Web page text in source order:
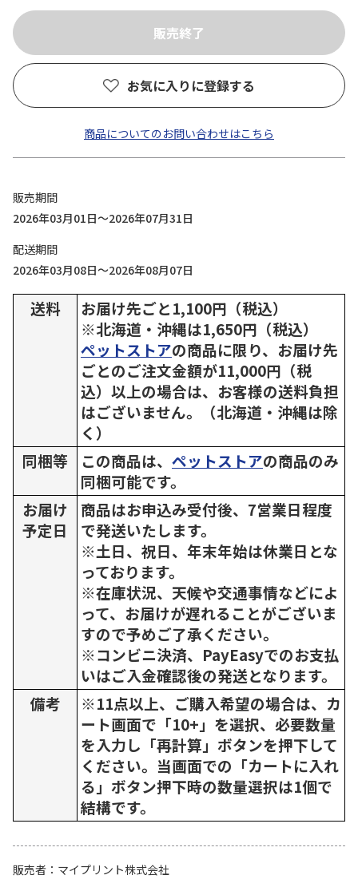
お気に入りに登録する
商品についてのお問い合わせはこちら
販売期間
2026年03月01日～2026年07月31日
配送期間
2026年03月08日～2026年08月07日
送料
お届け先ごと1,100円（税込）
※北海道・沖縄は1,650円（税込）
ペットストアの商品に限り、お届け先
ごとのご注文金額が11,000円（税
込）以上の場合は、お客様の送料負担
はございません。（北海道・沖縄は除
く）
同梱等
この商品は、 ペットストアの商品のみ
同梱可能です。
お届け
予定日
商品はお申込み受付後、7営業日程度
で発送いたします。
※土日、祝日、年末年始は休業日とな
っております。
※在庫状況、天候や交通事情などによ
って、お届けが遅れることがございま
すので予めご了承ください。
※コンビニ決済、PayEasyでのお支払
いはご入金確認後の発送となります。
備考
※11点以上、ご購入希望の場合は、カ
ート画面で「10+」を選択、必要数量
を入力し「再計算」ボタンを押下して
ください。当画面での「カートに入れ
る」ボタン押下時の数量選択は1個で
結構です。
販売者
マイプリント株式会社